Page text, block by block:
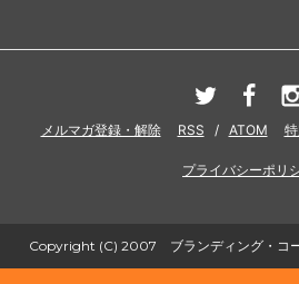
メルマガ登録・解除 RSS / ATOM
プライバシーポリ
Copyright (C) 2007 ブランディング・コ